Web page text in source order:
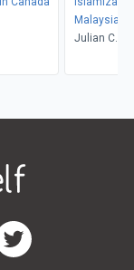
Malaysia
Julian C. H.
Page
YouTube Page
Twitter